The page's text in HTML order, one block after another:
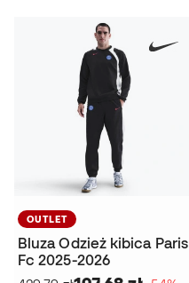
OUTLET
Bluza Odzież kibica Paris
Fc 2025-2026